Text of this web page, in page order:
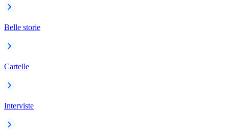
Belle storie
Cartelle
Interviste